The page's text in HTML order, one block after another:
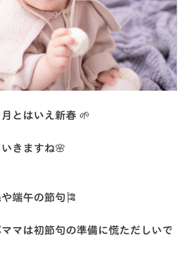
とはいえ新春 🌱
きますね🌸
端午の節句🎏
マは初節句の準備に慌ただしいで